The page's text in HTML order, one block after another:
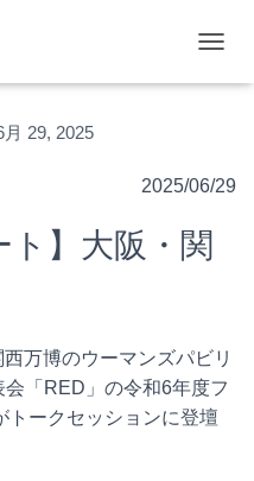
W
N
I
I
N
月 29, 2025
2025/06/29
ト】大阪・関
万博のウーマンズパビリ
「RED」の令和6年度フ
トークセッションに登壇